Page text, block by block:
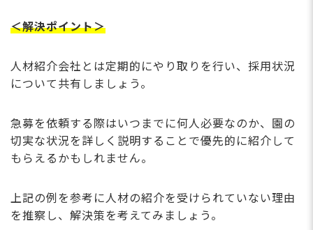
＜解決ポイント＞
人材紹介会社とは定期的にやり取りを行い、採用状況
について共有しましょう。
急募を依頼する際はいつまでに何人必要なのか、園の
切実な状況を詳しく説明することで優先的に紹介して
もらえるかもしれません。
上記の例を参考に人材の紹介を受けられていない理由
を推察し、解決策を考えてみましょう。